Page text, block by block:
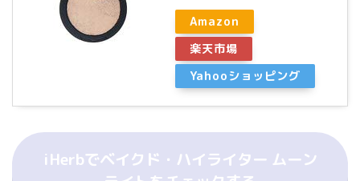
Amazon
楽天市場
Yahooショッピング
iHerbでベイクド・ハイライター ムーン